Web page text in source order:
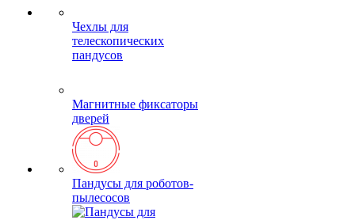
Чехлы для
телескопических
пандусов
Магнитные фиксаторы
дверей
Пандусы для роботов-
пылесосов